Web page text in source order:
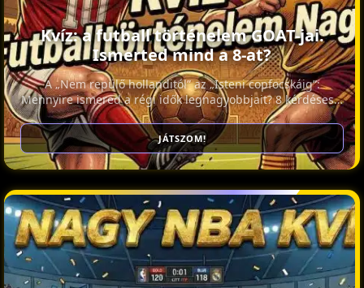
Kvíz: a futball történelem GOAT-jai.
Ismerted mind a 8-at?
A „Nem repülő hollanditól” az „Isteni copfocskáig”:
Mennyire ismered a régi idők legnagyobbjait? 8 kérdéses…
JÁTSZOM!